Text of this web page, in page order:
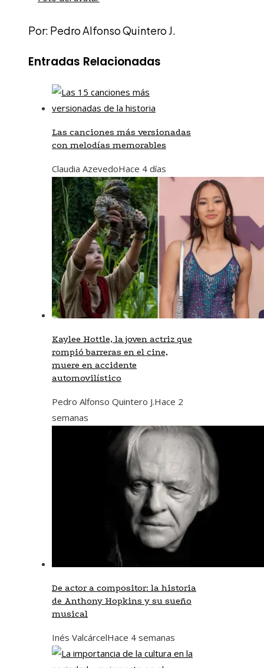
Por: Pedro Alfonso Quintero J.
Entradas Relacionadas
Las canciones más versionadas
con melodías memorables
Claudia AzevedoHace 4 días
Kaylee Hottle, la joven actriz que
rompió barreras en el cine,
muere en accidente
automovilístico
Pedro Alfonso Quintero J.Hace 2
semanas
De actor a compositor: la historia
de Anthony Hopkins y su sueño
musical
Inés ValcárcelHace 4 semanas